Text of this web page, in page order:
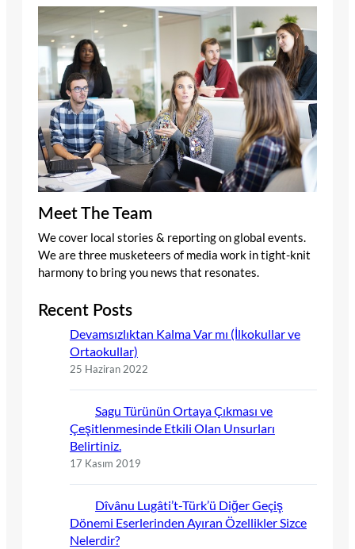
Meet The Team
We cover local stories & reporting on global events.
We are three musketeers of media work in tight-knit
harmony to bring you news that resonates.
Recent Posts
Devamsızlıktan Kalma Var mı (İlkokullar ve
Ortaokullar)
25 Haziran 2022
Sagu Türünün Ortaya Çıkması ve
Çeşitlenmesinde Etkili Olan Unsurları
Belirtiniz.
17 Kasım 2019
Dîvânu Lugâti’t-Türk’ü Diğer Geçiş
Dönemi Eserlerinden Ayıran Özellikler Sizce
Nelerdir?